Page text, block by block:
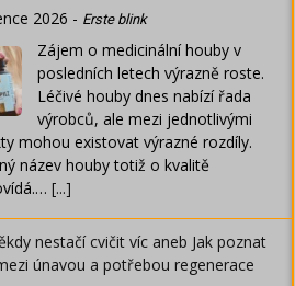
2026 - Erste blink
Zájem o medicinální houby v
posledních letech výrazně roste.
Léčivé houby dnes nabízí řada
výrobců, ale mezi jednotlivými
mohou existovat výrazné rozdíly.
název houby totiž o kvalitě
[...]
nestačí cvičit víc aneb Jak poznat
únavou a potřebou regenerace